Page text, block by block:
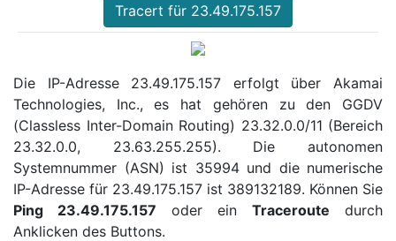
Tracert für 23.49.175.157
Die IP-Adresse 23.49.175.157 erfolgt über Akamai
Technologies, Inc., es hat gehören zu den GGDV
(Classless Inter-Domain Routing) 23.32.0.0/11 (Bereich
23.32.0.0, 23.63.255.255). Die autonomen
Systemnummer (ASN) ist 35994 und die numerische
IP-Adresse für 23.49.175.157 ist 389132189. Können Sie
Ping 23.49.175.157 oder ein Traceroute durch
Anklicken des Buttons.